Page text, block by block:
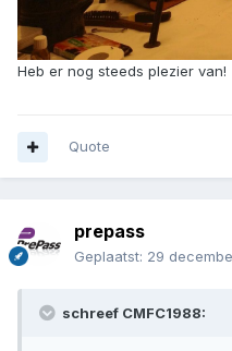
Heb er nog steeds plezier van!
Quote
prepass
Geplaatst: 29
schreef CMFC1988: